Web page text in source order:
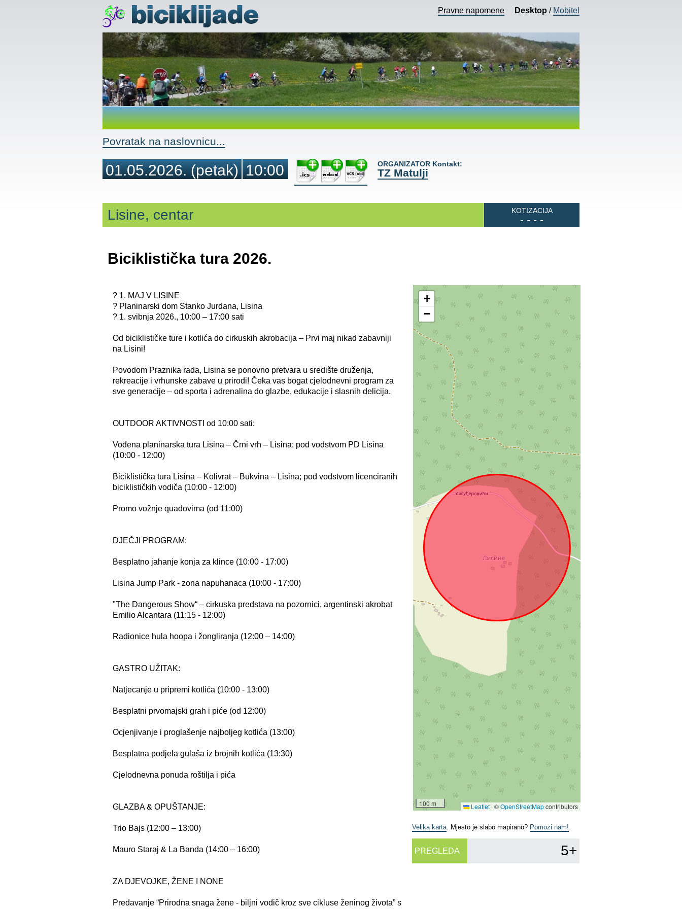
Pravne napomene Desktop / Mobitel
Povratak na naslovnicu...
01.05.2026.(petak) 10:00 ORGANIZATOR Kontakt:
TZ Matulji
Lisine, centar KOTIZACIJA
- - - -
Biciklistička tura 2026.
? 1. MAJ V LISINE
? Planinarski dom Stanko Jurdana, Lisina
? 1. svibnja 2026., 10:00 – 17:00 sati
Od biciklističke ture i kotlića do cirkuskih akrobacija – Prvi maj nikad zabavniji
na Lisini!
Povodom Praznika rada, Lisina se ponovno pretvara u središte druženja,
rekreacije i vrhunske zabave u prirodi! Čeka vas bogat cjelodnevni program za
sve generacije – od sporta i adrenalina do glazbe, edukacije i slasnih delicija.
OUTDOOR AKTIVNOSTI od 10:00 sati:
Vođena planinarska tura Lisina – Črni vrh – Lisina; pod vodstvom PD Lisina
(10:00 - 12:00)
Biciklistička tura Lisina – Kolivrat – Bukvina – Lisina; pod vodstvom licenciranih
biciklističkih vodiča (10:00 - 12:00)
Promo vožnje quadovima (od 11:00)
DJEČJI PROGRAM:
Besplatno jahanje konja za klince (10:00 - 17:00)
Lisina Jump Park - zona napuhanaca (10:00 - 17:00)
"The Dangerous Show“ – cirkuska predstava na pozornici, argentinski akrobat
Emilio Alcantara (11:15 - 12:00)
Radionice hula hoopa i žongliranja (12:00 – 14:00)
GASTRO UŽITAK:
Natjecanje u pripremi kotlića (10:00 - 13:00)
Besplatni prvomajski grah i piće (od 12:00)
Ocjenjivanje i proglašenje najboljeg kotlića (13:00)
Besplatna podjela gulaša iz brojnih kotlića (13:30)
Cjelodnevna ponuda roštilja i pića
GLAZBA & OPUŠTANJE:
Trio Bajs (12:00 – 13:00)
Mauro Staraj & La Banda (14:00 – 16:00)
ZA DJEVOJKE, ŽENE I NONE
Predavanje “Prirodna snaga žene - biljni vodič kroz sve cikluse ženinog života” s
+
−
100 m Leaflet | ©OpenStreetMapcontributors
Velika karta . Mjesto je slabo mapirano? Pomozi nam!
PREGLEDA 5+